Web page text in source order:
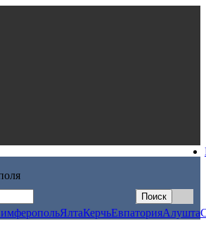
ЯлтаКерчьЕвпаторияАлушта